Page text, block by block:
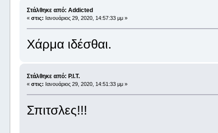
Στάλθηκε από: Addicted
« στις: Ιανουάριος 29, 2020, 14:57:33 μμ »
Χάρμα ιδέσθαι.
Στάλθηκε από: P.I.T.
« στις: Ιανουάριος 29, 2020, 14:51:33 μμ »
Σπιτσλες!!!